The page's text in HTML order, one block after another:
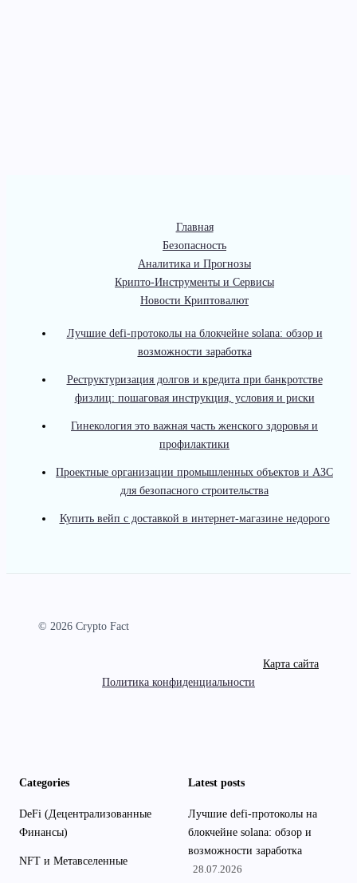
Главная
Безопасность
Аналитика и Прогнозы
Крипто-Инструменты и Сервисы
Новости Криптовалют
Лучшие defi-протоколы на блокчейне solana: обзор и
возможности заработка
Реструктуризация долгов и кредита при банкротстве
физлиц: пошаговая инструкция, условия и риски
Гинекология это важная часть женского здоровья и
профилактики
Проектные организации промышленных объектов и АЗС
для безопасного строительства
Купить вейп с доставкой в интернет-магазине недорого
© 2026 Crypto Fact
Карта сайта
Политика конфиденциальности
Categories
DeFi (Децентрализованные
Финансы)
NFT и Метавселенные
Latest posts
Лучшие defi-протоколы на
блокчейне solana: обзор и
возможности заработка
28.07.2026